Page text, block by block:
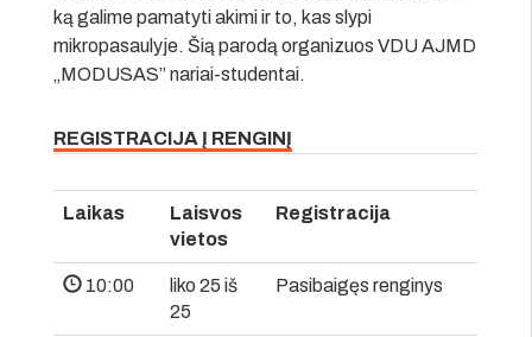
ką galime pamatyti akimi ir to, kas slypi
mikropasaulyje. Šią parodą organizuos VDU AJMD
„MODUSAS” nariai-studentai.
REGISTRACIJA Į RENGINĮ
Laikas
Laisvos
vietos
Registracija
10:00
liko 25 iš
25
Pasibaigęs renginys